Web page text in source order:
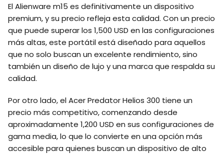
El Alienware m15 es definitivamente un dispositivo
premium, y su precio refleja esta calidad. Con un precio
que puede superar los 1,500 USD en las configuraciones
más altas, este portátil está diseñado para aquellos
que no solo buscan un excelente rendimiento, sino
también un diseño de lujo y una marca que respalda su
calidad.
Por otro lado, el Acer Predator Helios 300 tiene un
precio más competitivo, comenzando desde
aproximadamente 1,200 USD en sus configuraciones de
gama media, lo que lo convierte en una opción más
accesible para quienes buscan un dispositivo de alto